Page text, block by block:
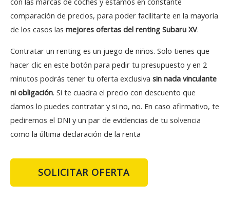
comparación de precios, para poder facilitarte en la mayoría
de los casos las mejores ofertas del renting Subaru XV.
Contratar un renting es un juego de niños. Solo tienes que
hacer clic en este botón para pedir tu presupuesto y en 2
minutos podrás tener tu oferta exclusiva sin nada vinculante
ni obligación. Si te cuadra el precio con descuento que
damos lo puedes contratar y si no, no. En caso afirmativo, te
pediremos el DNI y un par de evidencias de tu solvencia
como la última declaración de la renta
SOLICITAR OFERTA